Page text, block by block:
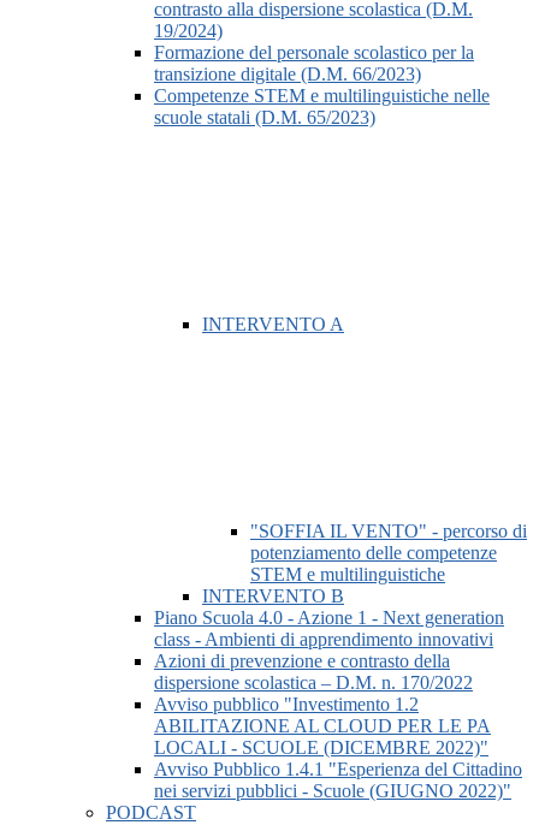
contrasto alla dispersione scolastica (D.M.
19/2024)
Formazione del personale scolastico per la
transizione digitale (D.M. 66/2023)
Competenze STEM e multilinguistiche nelle
scuole statali (D.M. 65/2023)
INTERVENTO A
"SOFFIA IL VENTO" - percorso di
potenziamento delle competenze
STEM e multilinguistiche
INTERVENTO B
Piano Scuola 4.0 - Azione 1 - Next generation
class - Ambienti di apprendimento innovativi
Azioni di prevenzione e contrasto della
dispersione scolastica – D.M. n. 170/2022
Avviso pubblico "Investimento 1.2
ABILITAZIONE AL CLOUD PER LE PA
LOCALI - SCUOLE (DICEMBRE 2022)"
Avviso Pubblico 1.4.1 "Esperienza del Cittadino
nei servizi pubblici - Scuole (GIUGNO 2022)"
PODCAST